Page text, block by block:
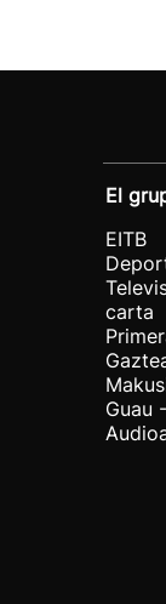
El
EITB
carta
Guau